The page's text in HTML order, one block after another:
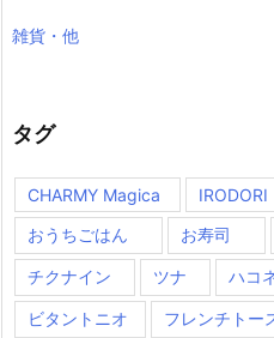
雑貨・他
タグ
CHARMY Magica IRODORI
おうちごはん
お寿司
チクナイン ツナ ハコ
ビタントニオ フレンチトー